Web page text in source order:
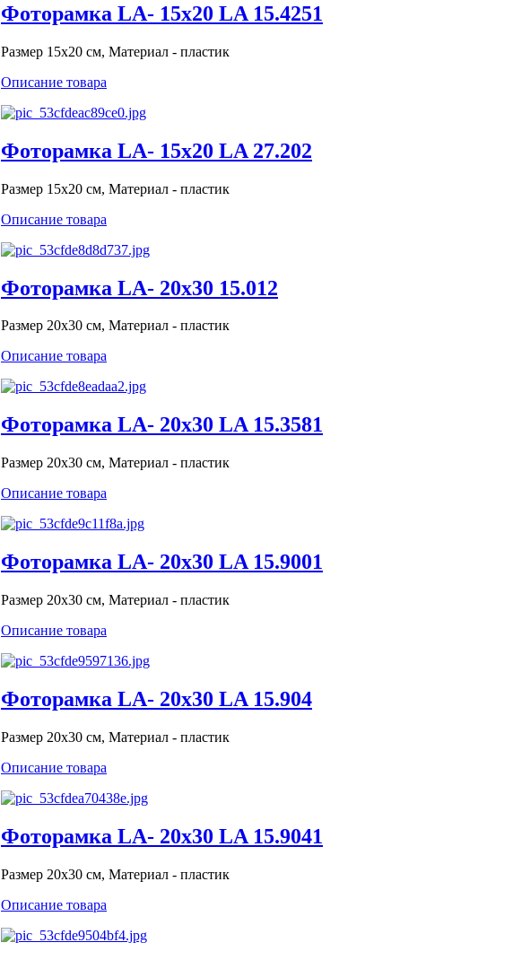
Фоторамка LA- 15x20 LA 15.4251
Размер 15х20 см, Материал - пластик
Описание товара
Фоторамка LA- 15x20 LA 27.202
Размер 15х20 см, Материал - пластик
Описание товара
Фоторамка LA- 20x30 15.012
Размер 20x30 см, Материал - пластик
Описание товара
Фоторамка LA- 20x30 LA 15.3581
Размер 20x30 см, Материал - пластик
Описание товара
Фоторамка LA- 20x30 LA 15.9001
Размер 20x30 см, Материал - пластик
Описание товара
Фоторамка LA- 20x30 LA 15.904
Размер 20x30 см, Материал - пластик
Описание товара
Фоторамка LA- 20x30 LA 15.9041
Размер 20x30 см, Материал - пластик
Описание товара